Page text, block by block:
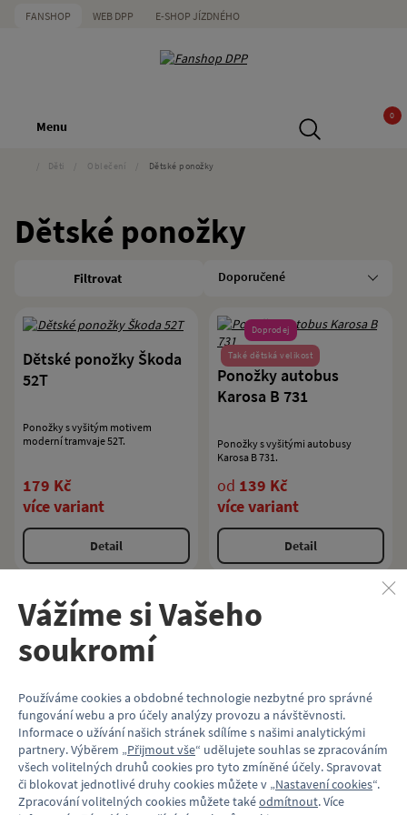
FANSHOP WEB DPP E-SHOP JÍZDNÉHO
Menu
0
Děti Oblečení Dětské ponožky
Dětské ponožky
Filtrovat
Dětské ponožky Škoda
52T
Ponožky s vyšitým motivem
moderní tramvaje 52T.
179 Kč
více variant
Detail
Doprodej
Také dětská velikost
Ponožky autobus
Karosa B 731
Ponožky s vyšitými autobusy
Karosa B 731.
od 139 Kč
více variant
Detail
Také dětská velikost
Ponožky Mazačka (vůz
Ponožky s vyšitým motivem
kultovní mazací tramvaje.
240 Kč
více variant
Také dětská velikost
Ponožky s vyšitým motivem
historické soupravy metra 81-71.
240 Kč
více variant
Vážíme si Vašeho
soukromí
Používáme cookies a obdobné technologie nezbytné pro správné
fungování webu a pro účely analýzy provozu a návštěvnosti.
Informace o užívání našich stránek sdílíme s našimi analytickými
partnery. Výběrem „Přijmout vše“ udělujete souhlas se zpracováním
všech volitelných druhů cookies pro tyto zmíněné účely. Spravovat
či blokovat jednotlivé druhy cookies můžete v „Nastavení cookies“.
Zpracování volitelných cookies můžete takéodmítnout. Více